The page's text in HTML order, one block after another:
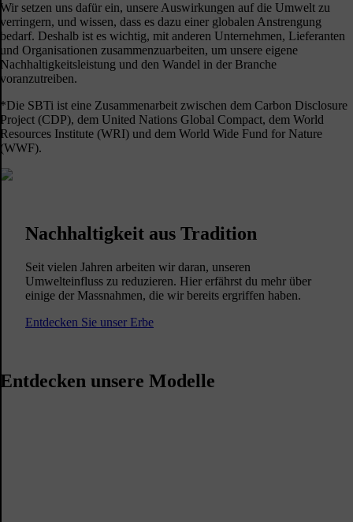
Wir setzen uns dafür ein, unsere Auswirkungen auf die Umwelt zu
verringern, und wissen, dass es dazu einer globalen Anstrengung
bedarf. Deshalb ist es wichtig, mit anderen Unternehmen, Lieferanten
und Organisationen zusammenzuarbeiten, um unsere eigene
Nachhaltigkeitsleistung und den Wandel in der Branche
voranzutreiben.
*Die SBTi ist eine Zusammenarbeit zwischen dem Carbon Disclosure
Project (CDP), dem United Nations Global Compact, dem World
Resources Institute (WRI) und dem World Wide Fund for Nature
(WWF).
Nachhaltigkeit aus Tradition
Seit vielen Jahren arbeiten wir daran, unseren
Umwelteinfluss zu reduzieren. Hier erfährst du mehr über
einige der Massnahmen, die wir bereits ergriffen haben.
Entdecken Sie unser Erbe
Entdecken unsere Modelle